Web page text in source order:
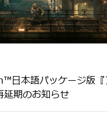
日本語パッケージ版『
延期のお知らせ